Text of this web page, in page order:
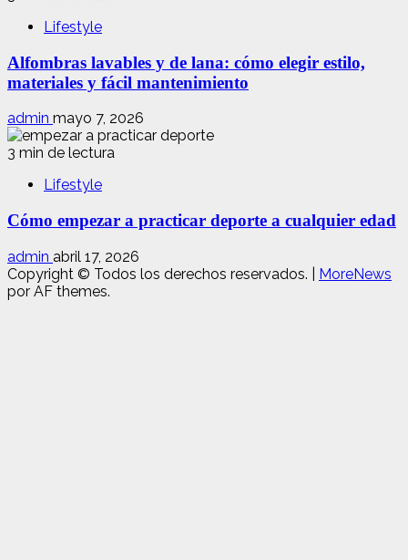
Lifestyle
Alfombras lavables y de lana: cómo elegir estilo,
materiales y fácil mantenimiento
admin mayo 7, 2026
3 min de lectura
Lifestyle
Cómo empezar a practicar deporte a cualquier edad
admin abril 17, 2026
Copyright © Todos los derechos reservados.
MoreNews
por AF themes.